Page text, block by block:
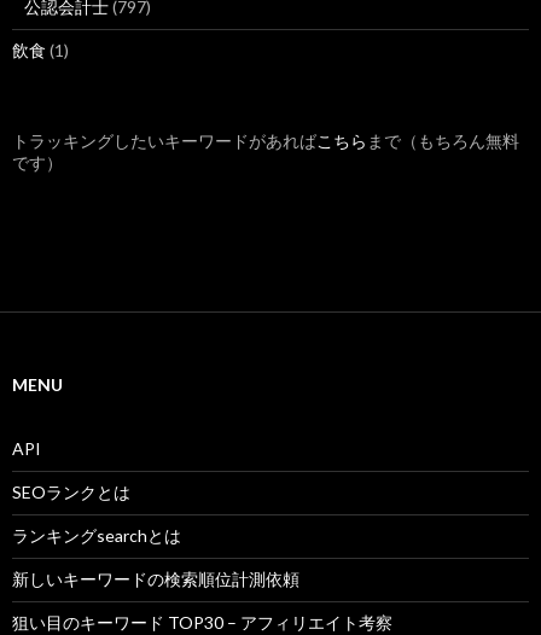
公認会計士(797)
飲食 (1)
トラッキングしたいキーワードがあればこちら まで（もちろん無料
です）
MENU
API
SEOランクとは
ランキングsearchとは
新しいキーワードの検索順位計測依頼
狙い目のキーワード TOP30 – アフィリエイト考察